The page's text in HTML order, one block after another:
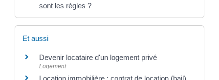
sont les règles ?
Et aussi
Devenir locataire d'un logement privé
Logement
Location immobilière : contrat de location (bail)